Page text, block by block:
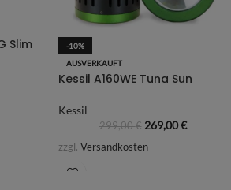
Slim
-10%
AUSVERKAUFT
Kessil A160WE Tuna Sun
Kessil
299,00€ 269,00€
zzgl. Versandkosten